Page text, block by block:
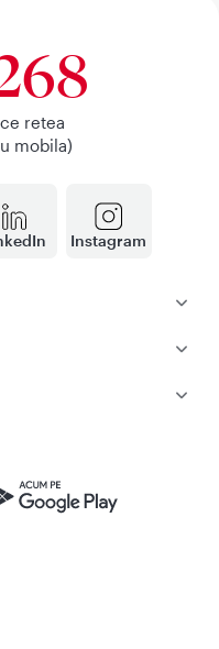
Instagram
retea
mobila)